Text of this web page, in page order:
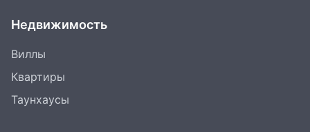
Недвижимость
Виллы
Квартиры
Таунхаусы